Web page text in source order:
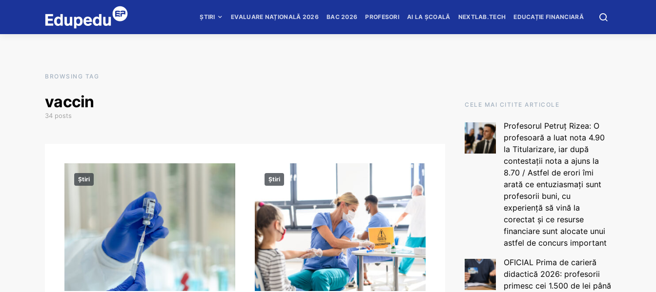
ȘTIRI EVALUARE NAȚIONALĂ 2026 BAC 2026 PROFESORI AI LA ȘCOALĂ NEXTLAB.TECH EDUCAȚIE FINANCIARĂ
BROWSING TAG
vaccin
34 posts
Știri Știri
CELE MAI CITITE ARTICOLE
Profesorul Petruț Rizea: O
profesoară a luat nota 4.90
la Titularizare, iar după
contestații nota a ajuns la
8.70 / Astfel de erori îmi
arată ce entuziasmați sunt
profesorii buni, cu
experiență să vină la
corectat și ce resurse
financiare sunt alocate unui
astfel de concurs important
OFICIAL Prima de carieră
didactică 2026: profesorii
primesc cei 1.500 de lei până